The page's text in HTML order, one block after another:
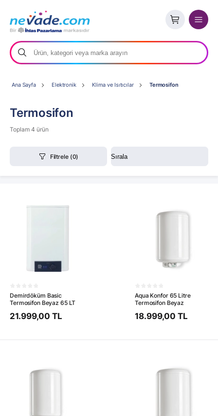
Ana Sayfa Elektronik Klima ve Isıtıcılar Termosifon
Termosifon
Toplam 4 ürün
Filtrele (0)
Demirdöküm Basic
Termosifon Beyaz 65 LT
21.999,00 TL
Aqua Konfor 65 Litre
Termosifon Beyaz
18.999,00 TL